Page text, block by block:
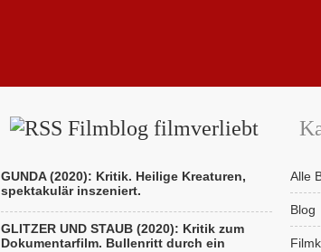
Filmblog filmverliebt
GUNDA (2020): Kritik. Heilige Kreaturen,
spektakulär inszeniert.
GLITZER UND STAUB (2020): Kritik zum
Dokumentarfilm. Bullenritt durch ein
Alle
Blog